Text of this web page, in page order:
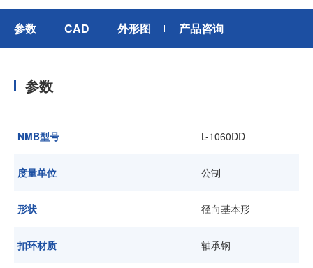
新闻
企业信息
加入我们
参数 CAD 外形图 产品咨询
参数
NMB型号 L-1060DD
度量单位 公制
形状 径向基本形
扣环材质 轴承钢